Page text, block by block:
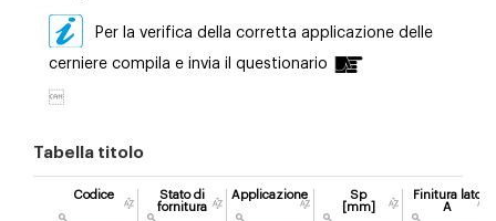
Per la verifica della corretta applicazione delle
cerniere compila e invia il questionario

Tabella titolo
Codice
Stato di
fornitura
Applicazione
Sp
[mm]
Finitura lato
A